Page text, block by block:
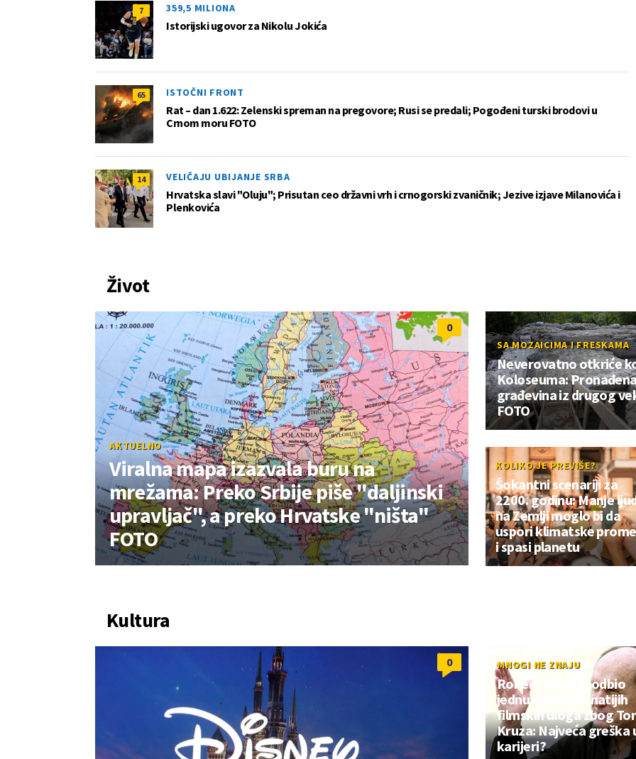
7 359,5 MILIONA
Istorijski ugovor za Nikolu Jokića
65 ISTOČNI FRONT
Rat – dan 1.622: Zelenski spreman na pregovore; Rusi se predali; Pogođeni turski brodovi u
Crnom moru FOTO
14 VELIČAJU UBIJANJE SRBA
Hrvatska slavi "Oluju"; Prisutan ceo državni vrh i crnogorski zvaničnik; Jezive izjave Milanovića i
Plenkovića
Život
0
AKTUELNO
Viralna mapa izazvala buru na
mrežama: Preko Srbije piše "daljinski
upravljač", a preko Hrvatske "ništa"
FOTO
SA MOZAICIMA I FRESKAMA
Neverovatno otkriće
Koloseuma:
građevina iz drugog
FOTO
KOLIKO JE PREVIŠE?
Šokantni scenariji za
2200. godinu: Manje
na Zemlji moglo bi da
uspori klimatske
i spasi planetu
Kultura
0 MNOGI NE ZNAJU
Robert Duval je odbio
jednu od najpoznatijih
filmskih uloga zbog
Kruza: Najveća greška
karijeri?